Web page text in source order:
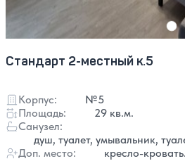
Стандарт 2-местный к.5
Корпус:
№5
Площадь:
29 кв.м.
Санузел:
душ, туалет, умывальник,
Доп. место:
кресло-кровать.